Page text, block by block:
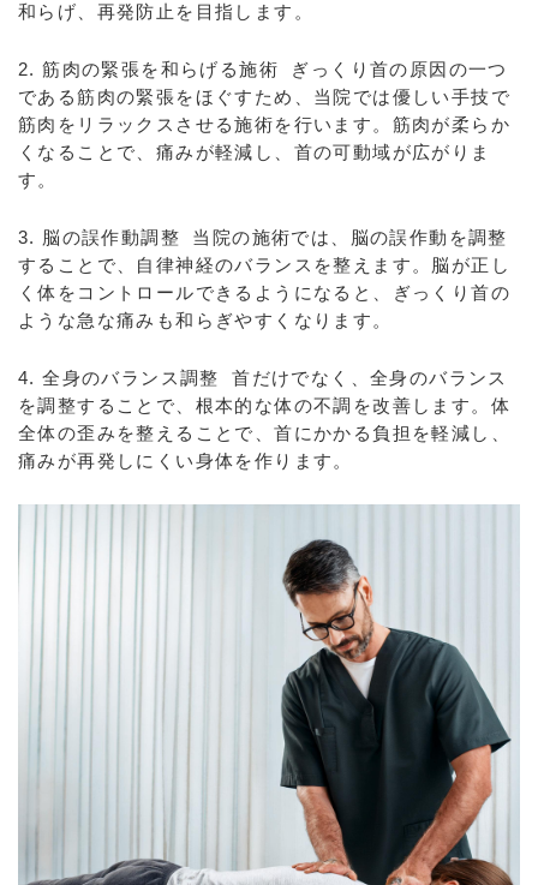
和らげ、再発防止を目指します。
2. 筋肉の緊張を和らげる施術 ぎっくり首の原因の一つ
である筋肉の緊張をほぐすため、当院では優しい手技で
筋肉をリラックスさせる施術を行います。筋肉が柔らか
くなることで、痛みが軽減し、首の可動域が広がりま
す。
3. 脳の誤作動調整 当院の施術では、脳の誤作動を調整
することで、自律神経のバランスを整えます。脳が正し
く体をコントロールできるようになると、ぎっくり首の
ような急な痛みも和らぎやすくなります。
4. 全身のバランス調整 首だけでなく、全身のバランス
を調整することで、根本的な体の不調を改善します。体
全体の歪みを整えることで、首にかかる負担を軽減し、
痛みが再発しにくい身体を作ります。